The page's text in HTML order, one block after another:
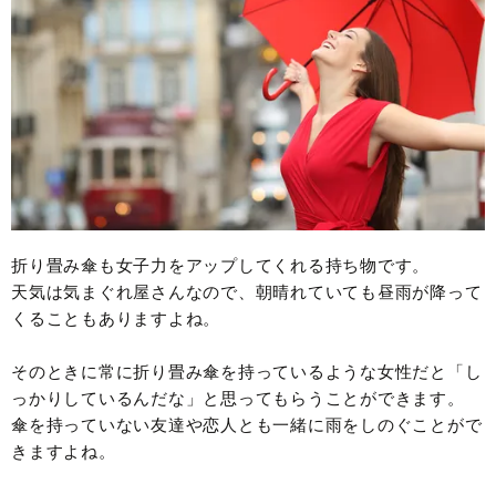
折り畳み傘も女子力をアップしてくれる持ち物です。
天気は気まぐれ屋さんなので、朝晴れていても昼雨が降って
くることもありますよね。
そのときに常に折り畳み傘を持っているような女性だと「し
っかりしているんだな」と思ってもらうことができます。
傘を持っていない友達や恋人とも一緒に雨をしのぐことがで
きますよね。